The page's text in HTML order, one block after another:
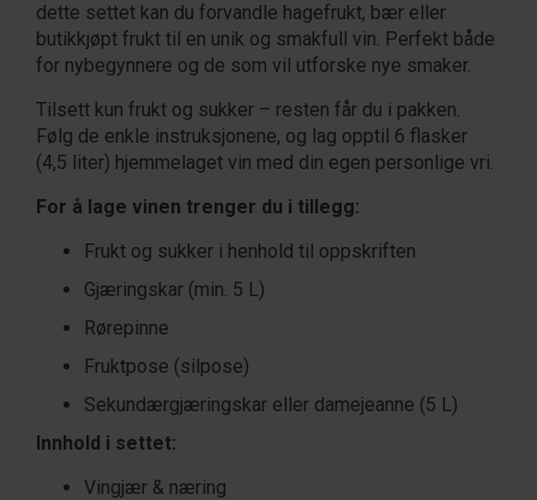
dette settet kan du forvandle hagefrukt, bær eller
butikkjøpt frukt til en unik og smakfull vin. Perfekt både
for nybegynnere og de som vil utforske nye smaker.
Tilsett kun frukt og sukker – resten får du i pakken.
Følg de enkle instruksjonene, og lag opptil 6 flasker
(4,5 liter) hjemmelaget vin med din egen personlige vri.
For å lage vinen trenger du i tillegg:
Frukt og sukker i henhold til oppskriften
Gjæringskar (min. 5 L)
Rørepinne
Fruktpose (silpose)
Sekundærgjæringskar eller damejeanne (5 L)
Innhold i settet:
Vingjær & næring